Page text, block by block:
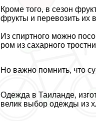
Кроме того, в сезон
фрукты и перевозить их
Из спиртного можно
ром из сахарного
Но важно помнить, что
Одежда в Таиланде,
велик выбор одежды из